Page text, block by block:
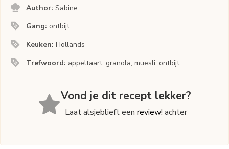
Author:Sabine
Gang: ontbijt
Keuken:Hollands
Trefwoord: appeltaart, granola, muesli, ontbijt
Vond je dit recept lekker?
Laat alsjeblieft eenreview! achter